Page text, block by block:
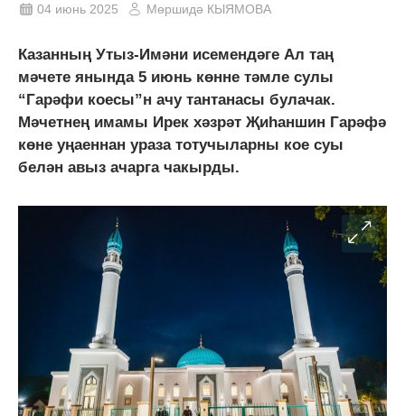
04 июнь 2025 Мөршидә КЫЯМОВА
Казанның Утыз-Имәни исемендәге Ал таң
мәчете янында 5 июнь көнне тәмле сулы
“Гарәфи коесы”н ачу тантанасы булачак.
Мәчетнең имамы Ирек хәзрәт Җиһаншин Гарәфә
көне уңаеннан ураза тотучыларны кое суы
белән авыз ачарга чакырды.